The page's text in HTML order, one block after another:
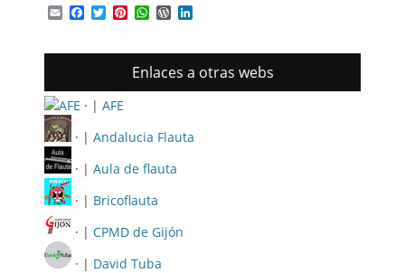
EmailFacebook
TwitterPinterest
WhatsApp
WordPress
Enlaces a otras webs
· | AFE
· | Andalucia Flauta
· | Aula de flauta
· | Bricoflauta
· | CPMD de Gijón
· | David Tuba